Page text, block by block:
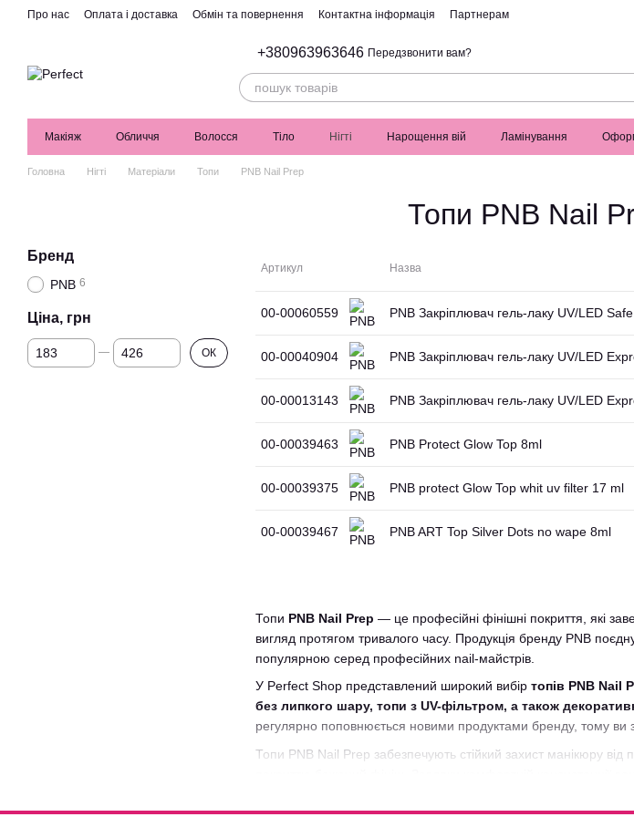
Перейти до основного контенту
Про нас Оплата і доставка Обмін та повернення Контактна інформація Партнерам
+380963963646 Передзвонити вам?
Макіяж Обличчя Волосся Тіло Нігті Нарощення вій Ламінування
Головна Нігті Матеріали Топи PNB Nail Prep
Топи PNB Nail
Топи PNB Nail Prep — це професійні фінішні покриття, які
вигляд протягом тривалого часу. Продукція бренду PNB
популярною серед професійних nail-майстрів.
У Perfect Shop представлений широкий вибір топів PNB Nail
без липкого шару, топи з UV-фільтром, а також
регулярно поповнюється новими продуктами бренду, тому ви
Топи PNB Nail Prep забезпечують стійкий захист манікюру від
Артикул Назва
00-00060559 PNB Закріплювач гель-лаку UV/LED
00-00040904 PNB Закріплювач гель-лаку UV/LED
00-00013143 PNB Закріплювач гель-лаку UV/LED
00-00039463 PNB Protect Glow Top 8ml
00-00039375 PNB protect Glow Top whit uv filter 17 ml
00-00039467 PNB ART Top Silver Dots no wape 8ml
Бренд
PNB 6
Ціна, грн
Від Ціна, грн
До Ціна, грн ОК